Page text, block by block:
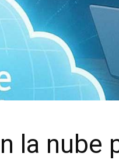
la nube